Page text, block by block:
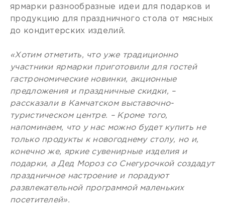
ярмарки разнообразные идеи для подарков и
продукцию для праздничного стола от мясных
до кондитерских изделий.
«Хотим отметить, что уже традиционно
участники ярмарки приготовили для гостей
гастрономические новинки, акционные
предложения и праздничные скидки, –
рассказали в Камчатском выставочно-
туристическом центре. – Кроме того,
напоминаем, что у нас можно будет купить не
только продукты к новогоднему столу, но и,
конечно же, яркие сувенирные изделия и
подарки, а Дед Мороз со Снегурочкой создадут
праздничное настроение и порадуют
развлекательной программой маленьких
посетителей».